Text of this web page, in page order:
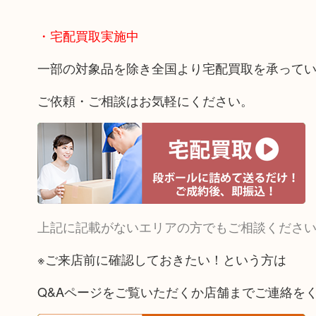
・宅配買取実施中
一部の対象品を除き全国より宅配買取を承ってい
ご依頼・ご相談はお気軽にください。
上記に記載がないエリアの方でもご相談ください
※ご来店前に確認しておきたい！という方は
Q&Aページをご覧いただくか店舗までご連絡をく